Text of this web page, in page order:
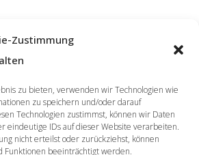
Zustimmung
zu bieten, verwenden wir Technologien wie
zu speichern und/oder darauf
Technologien zustimmst, können wir Daten
eindeutige IDs auf dieser Website verarbeiten.
nicht erteilst oder zurückziehst, können
Funktionen beeinträchtigt werden.